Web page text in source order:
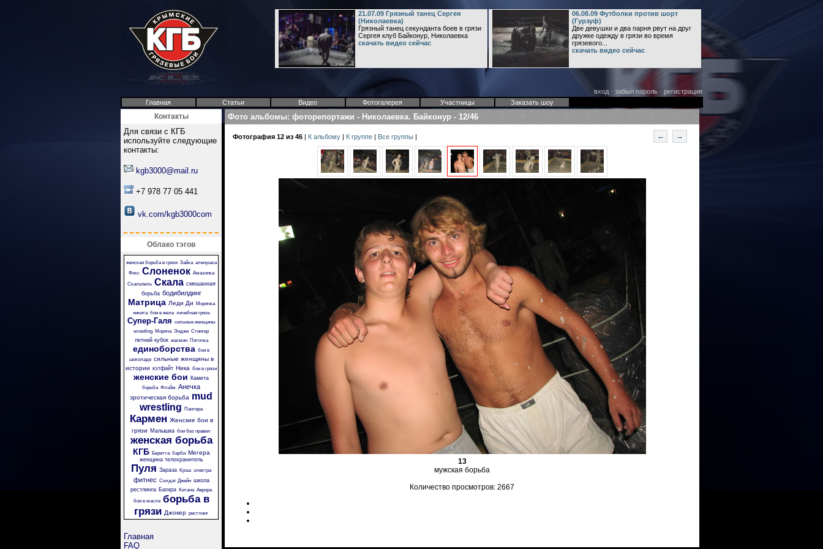
21.07.09 Грязный танец Сергея
(Николаевка)
Грязный танец секунданта боев в грязи
Сергея клуб Байконур, Николаевка
скачать видео сейчас
06.08.09 Футболки против шорт
(Гурзуф)
Две девушки и два парня рвут на друг
дружке одежду в грязи во время
грязевого...
скачать видео сейчас
вход· забыл пароль· регистрация
Главная
Статьи Видео Фотогалерея Участницы Заказать шоу
Контакты
Для связи с КГБ
используйте следующие
контакты:
kgb3000@mail.ru
+7 978 77 05 441
vk.com/kgb3000com
Облако тэгов
женская борьба в грязи Зайка аленушка
Фокс Слоненок Амазонка
Скальпель Скала смешанная
борьба бодибилдинг
Матрица Леди Ди
Морячка
никита бои в желе лечебная грязь
Супер-Галя сильные женщины
wrestling Моряча Энджи Стингер
летний кубок жасмин Пяточка
единоборства бои в
шоколаде сильные женщины в
истории кэтфайт Ника бои в грязи
женские бои Камета
борьба Флэйм Анечка
эротическая борьба mud
wrestling
Пантера
Кармен Женские бои в
грязи Малышка бои без правил
женская борьба
КГБ Беретта барби Мегера
женщина телохранитель
Пуля Зараза Крэш электра
фитнес Солдат Джейн школа
рестлинга Багира Китана Аврора
бои в масле борьба в
грязи Джокер рестлинг
Главная
FAQ
Фото альбомы: фоторепортажи - Николаевка. Байконур - 12/46
Фотография 12 из 46 | К альбому | К группе | Все группы | ← →
13
мужская борьба
Количество просмотров: 2667